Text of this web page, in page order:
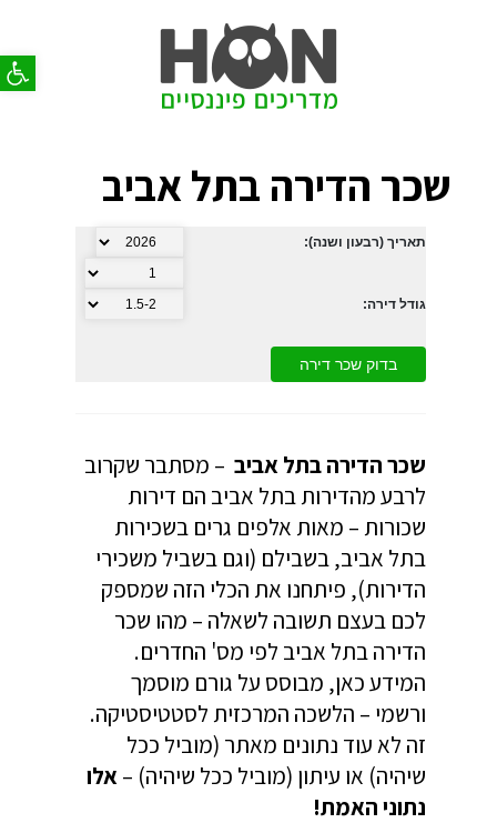
פתח
שכר הדירה בתל אביב
תאריך (רבעון ושנה):
גודל דירה:
שכר הדירה בתל אביב – מסתבר שקרוב
לרבע מהדירות בתל אביב הם דירות
שכורות – מאות אלפים גרים בשכירות
בתל אביב, בשבילם (וגם בשביל משכירי
הדירות), פיתחנו את הכלי הזה שמספק
לכם בעצם תשובה לשאלה – מהו שכר
הדירה בתל אביב לפי מס' החדרים.
המידע כאן, מבוסס על גורם מוסמך
ורשמי – הלשכה המרכזית לסטטיסטיקה.
זה לא עוד נתונים מאתר (מוביל ככל
שיהיה) או עיתון (מוביל ככל שיהיה) –אלו
נתוני האמת!